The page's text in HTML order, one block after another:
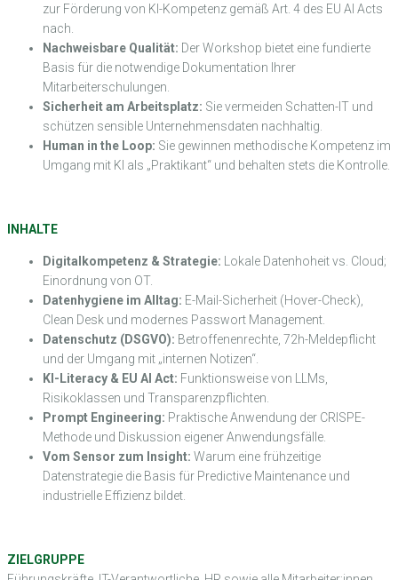
zur Förderung von KI-Kompetenz gemäß Art. 4 des EU AI Acts
nach.
Nachweisbare Qualität: Der Workshop bietet eine fundierte
Basis für die notwendige Dokumentation Ihrer
Mitarbeiterschulungen.
Sicherheit am Arbeitsplatz: Sie vermeiden Schatten-IT und
schützen sensible Unternehmensdaten nachhaltig.
Human in the Loop: Sie gewinnen methodische Kompetenz im
Umgang mit KI als „Praktikant“ und behalten stets die Kontrolle.
INHALTE
Digitalkompetenz & Strategie: Lokale Datenhoheit vs. Cloud;
Einordnung von OT.
Datenhygiene im Alltag: E-Mail-Sicherheit (Hover-Check),
Clean Desk und modernes Passwort Management.
Datenschutz (DSGVO): Betroffenenrechte, 72h-Meldepflicht
und der Umgang mit „internen Notizen“.
KI-Literacy & EU AI Act: Funktionsweise von LLMs,
Risikoklassen und Transparenzpflichten.
Prompt Engineering: Praktische Anwendung der CRISPE-
Methode und Diskussion eigener Anwendungsfälle.
Vom Sensor zum Insight: Warum eine frühzeitige
Datenstrategie die Basis für Predictive Maintenance und
industrielle Effizienz bildet.
ZIELGRUPPE